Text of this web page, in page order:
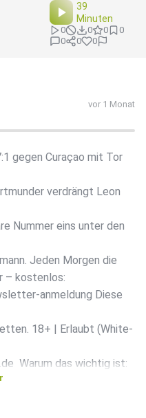
39
Minuten
0 0 0
0
0
0 0
vor 1 Monat
gegen Curaçao mit Tor
verdrängt Leon
Nummer eins unter den
Jeden Morgen die
– kostenlos:
anmeldung Diese
18+ | Erlaubt (White-
Warum das wichtig ist: